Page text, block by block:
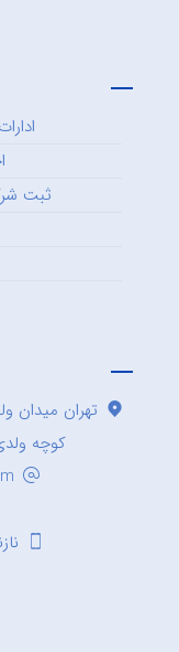
ثبت
تهران میدان
کوچه ولدی پلاک ۳۹